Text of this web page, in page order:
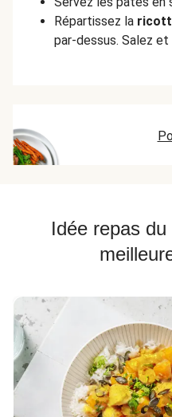
Répartissez la
par-dessus. Salez
Idée repas